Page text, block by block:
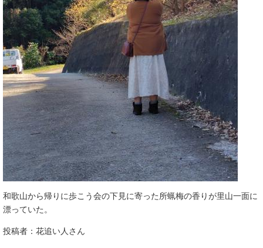
和歌山から帰りに歩こう会の下見に寄った所蝋梅の香りが里山一面に
漂っていた。
投稿者：花追い人さん​​​​​​​​